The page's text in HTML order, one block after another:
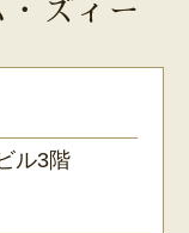
ズィー
ル3階